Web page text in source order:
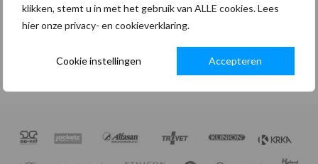
klikken, stemt u in met het gebruik van ALLE cookies. Lees
hier onze privacy- en cookieverklaring.
Cookie instellingen Accepteren
zoals omschreven in onzeprivacybeleid.